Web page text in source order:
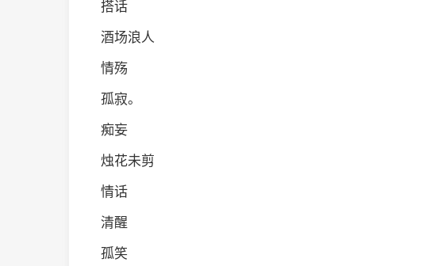
搭话
酒场浪人
情殇
孤寂。
痴妄
烛花未剪
情话
清醒
孤笑